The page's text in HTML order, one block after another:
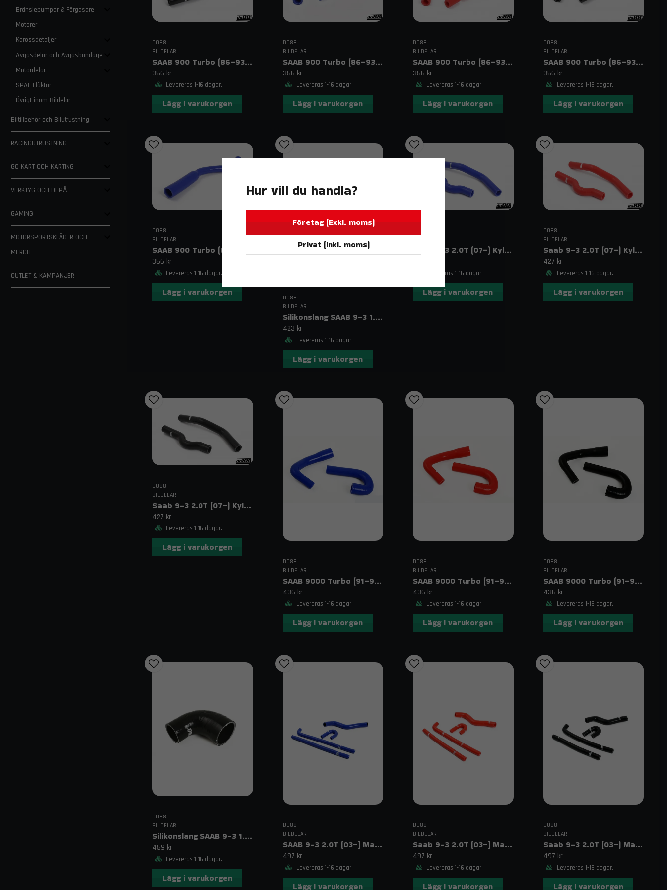
Bränslepumpar & Förgasare
Motorer
Karossdetaljer
Avgasdelar och Avgasbandage
Motordelar
SPAL Fläktar
Övrigt inom Bildelar
Biltillbehör och Bilutrustning
RACINGUTRUSTNING
GO KART OCH KARTING
VERKTYG OCH DEPÅ
GAMING
MOTORSPORTSKLÄDER OCH
MERCH
OUTLET & KAMPANJER
DO88
BILDELAR
SAAB 900 Turbo (86–93) Dumpventilslang Svart
356 kr
Levereras 1-16 dagar.
Lägg i varukorgen
DO88
BILDELAR
SAAB 900 Turbo (86–93) Spjällhus förvärmningsslangar Blå
356 kr
Levereras 1-16 dagar.
Lägg i varukorgen
DO88
BILDELAR
SAAB 900 Turbo (86–93) Spjällhus förvärmningsslangar Röd
356 kr
Levereras 1-16 dagar.
Lägg i varukorgen
DO88
BILDELAR
SAAB 900 Turbo (86–93) Spjällhus förvärmningsslangar Svart
356 kr
Levereras 1-16 dagar.
Lägg i varukorgen
DO88
BILDELAR
356 kr
Levereras 1-16 dagar.
Lägg i varukorgen
DO88
BILDELAR
Silikonslang SAAB 9-3 1.9 TiD (04–11)
423 kr
Levereras 1-16 dagar.
Lägg i varukorgen
Saab 9-3 2.0T (07–) Kylarslangar oljekylare Blå
Levereras 1-16 dagar.
Lägg i varukorgen
DO88
BILDELAR
Saab 9-3 2.0T (07–) Kylarslangar oljekylare Röd
427 kr
Levereras 1-16 dagar.
Lägg i varukorgen
DO88
BILDELAR
Saab 9-3 2.0T (07–) Kylarslangar oljekylare Svart
427 kr
Levereras 1-16 dagar.
Lägg i varukorgen
DO88
BILDELAR
SAAB 9000 Turbo (91–98) Tomgångsmotorslangar Blå
436 kr
Levereras 1-16 dagar.
Lägg i varukorgen
DO88
BILDELAR
SAAB 9000 Turbo (91–98) Tomgångsmotorslangar Röd
436 kr
Levereras 1-16 dagar.
Lägg i varukorgen
DO88
BILDELAR
SAAB 9000 Turbo (91–98) Tomgångsmotorslangar Svart
436 kr
Levereras 1-16 dagar.
Lägg i varukorgen
DO88
BILDELAR
Silikonslang SAAB 9-3 1.9 TiD (04–11)
459 kr
Levereras 1-16 dagar.
Lägg i varukorgen
DO88
BILDELAR
SAAB 9-3 2.0T (03–) Magnetventil & vevvent slangar Blå
497 kr
Levereras 1-16 dagar.
Lägg i varukorgen
DO88
BILDELAR
Saab 9-3 2.0T (03–) Magnetventil & vevvent slangar Röda
497 kr
Levereras 1-16 dagar.
Lägg i varukorgen
DO88
BILDELAR
Saab 9-3 2.0T (03–) Magnetventil & vevvent slangar Svarta
497 kr
Levereras 1-16 dagar.
Lägg i varukorgen
Hur vill du handla?
Företag (Exkl. moms)
Privat (Inkl. moms)